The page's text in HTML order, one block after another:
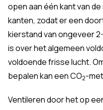
open aan één kant van
kanten, zodat er een
kierstand van ongeveer
is over het algemeen
voldoende frisse lucht.
bepalen kan een CO2-
Ventileren door het op